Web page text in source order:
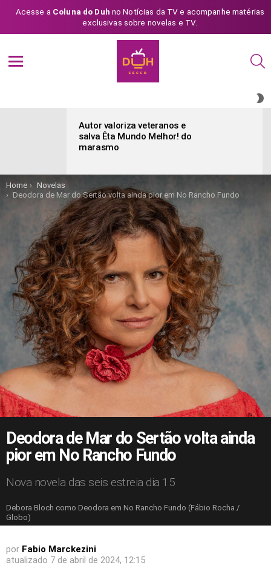
Acesse a Coluna do Duh no Notícias da TV e acompanhe matérias
exclusivas sobre novelas e TV.
Autor valoriza veteranos e
salva Êta Mundo Melhor! do
marasmo
You are here:
Home
Novelas
Deodora de Mar do Sertão volta ainda pior em No Rancho Fundo
Deodora de Mar do Sertão volta ainda
pior em No Rancho Fundo
Nova novela das seis estreia dia 15
Debora Bloch como Deodora em No Rancho Fundo (Fábio Rocha /
Globo)
por Fabio Marckezini
atualizado 7 de abril de 2024, 12:15